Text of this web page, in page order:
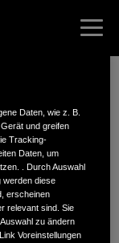
Daten, wie z. B.
und greifen
Tracking-
Daten, um
. Durch Auswahl
werden diese
erscheinen
relevant sind. Sie
zu ändern
Voreinstellungen